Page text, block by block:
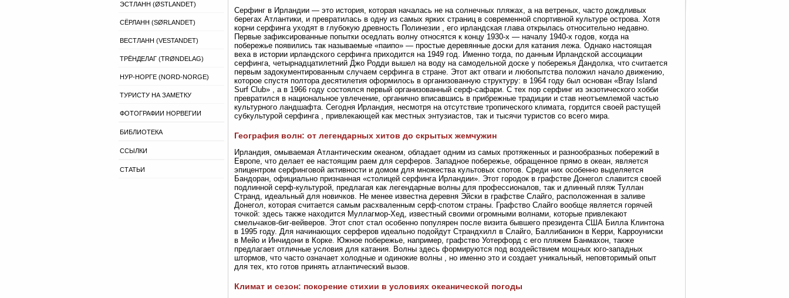
ЭСТЛАНН (ØSTLANDET)
СЁРЛАНН (SØRLANDET)
ВЕСТЛАНН (VESTANDET)
ТРЁНДЕЛАГ (TRØNDELAG)
НУР-НОРГЕ (NORD-NORGE)
ТУРИСТУ НА ЗАМЕТКУ
ФОТОГРАФИИ НОРВЕГИИ
БИБЛИОТЕКА
ССЫЛКИ
СТАТЬИ
Серфинг в Ирландии — это история, которая началась не на солнечных пляжах, а на ветреных, часто дождливых
берегах Атлантики, и превратилась в одну из самых ярких страниц в современной спортивной культуре острова. Хотя
корни серфинга уходят в глубокую древность Полинезии , его ирландская глава открылась относительно недавно.
Первые зафиксированные попытки оседлать волну относятся к концу 1930-х — началу 1940-х годов, когда на
побережье появились так называемые «паипо» — простые деревянные доски для катания лежа. Однако настоящая
веха в истории ирландского серфинга приходится на 1949 год. Именно тогда, по данным Ирландской ассоциации
серфинга, четырнадцатилетний Джо Родди вышел на воду на самодельной доске у побережья Дандолка, что считается
первым задокументированным случаем серфинга в стране. Этот акт отваги и любопытства положил начало движению,
которое спустя полтора десятилетия оформилось в организованную структуру: в 1964 году был основан «Bray Island
Surf Club» , а в 1966 году состоялся первый организованный серф-сафари. С тех пор серфинг из экзотического хобби
превратился в национальное увлечение, органично вписавшись в прибрежные традиции и став неотъемлемой частью
культурного ландшафта. Сегодня Ирландия, несмотря на отсутствие тропического климата, гордится своей растущей
субкультурой серфинга , привлекающей как местных энтузиастов, так и тысячи туристов со всего мира.
География волн: от легендарных хитов до скрытых жемчужин
Ирландия, омываемая Атлантическим океаном, обладает одним из самых протяженных и разнообразных побережий в
Европе, что делает ее настоящим раем для серферов. Западное побережье, обращенное прямо в океан, является
эпицентром серфинговой активности и домом для множества культовых спотов. Среди них особенно выделяется
Бандоран, официально признанная «столицей серфинга Ирландии». Этот городок в графстве Донегол славится своей
подлинной серф-культурой, предлагая как легендарные волны для профессионалов, так и длинный пляж Туллан
Странд, идеальный для новичков. Не менее известна деревня Эйски в графстве Слайго, расположенная в заливе
Донегол, которая считается самым расхваленным серф-спотом страны. Графство Слайго вообще является горячей
точкой: здесь также находится Муллагмор-Хед, известный своими огромными волнами, которые привлекают
смельчаков-биг-вейверов. Этот спот стал особенно популярен после визита бывшего президента США Билла Клинтона
в 1995 году. Для начинающих серферов идеально подойдут Страндхилл в Слайго, Баллибанион в Керри, Карроуниски
в Мейо и Инчидони в Корке. Южное побережье, например, графство Уотерфорд с его пляжем Банмахон, также
предлагает отличные условия для катания. Волны здесь формируются под воздействием мощных юго-западных
штормов, что часто означает холодные и одинокие волны , но именно это и создает уникальный, неповторимый опыт
для тех, кто готов принять атлантический вызов.
Климат и сезон: покорение стихии в условиях океанической погоды